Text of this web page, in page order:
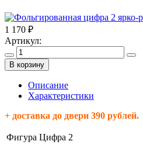
1 170 ₽
Артикул:
В корзину
Описание
Характеристики
+ доставка до двери 390 рублей.
Фигура Цифра 2